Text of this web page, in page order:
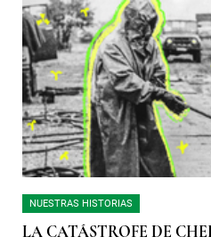
NUESTRAS HISTORIAS
LA CATÁSTROFE DE